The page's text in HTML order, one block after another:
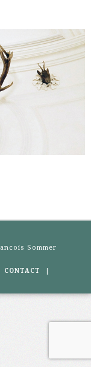
Sommer
CONTACT